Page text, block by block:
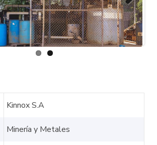
Next
Kinnox S.A
Minería y Metales